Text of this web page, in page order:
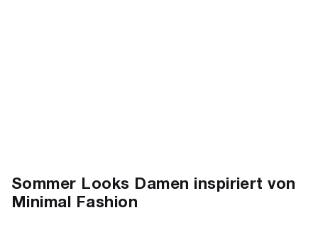
Sommer Looks Damen inspiriert von
Minimal Fashion